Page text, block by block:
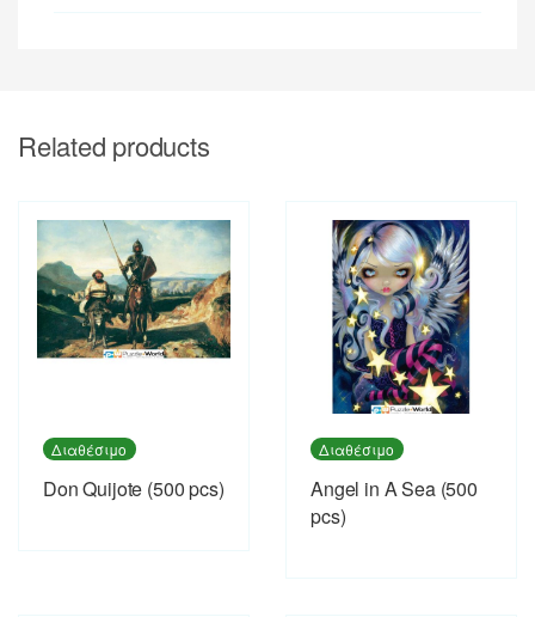
Related products
Διαθέσιμο
Don Quijote (500 pcs)
Διαθέσιμο
Angel in A Sea (500
pcs)